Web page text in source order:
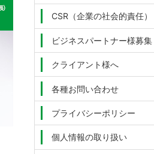
CSR（企業の社会的責任）
ビジネスパートナー様募集
クライアント様へ
各種お問い合わせ
プライバシーポリシー
個人情報の取り扱い